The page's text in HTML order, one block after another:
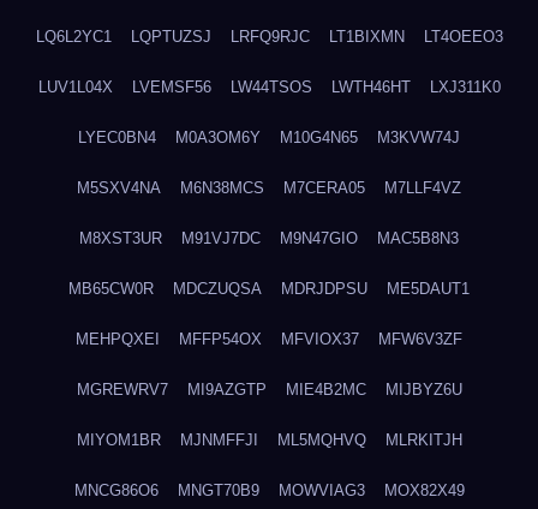
LQ6L2YC1 LQPTUZSJ LRFQ9RJC LT1BIXMN LT4OEEO3
LUV1L04X LVEMSF56 LW44TSOS LWTH46HT LXJ311K0
LYEC0BN4 M0A3OM6Y M10G4N65 M3KVW74J
M5SXV4NA M6N38MCS M7CERA05 M7LLF4VZ
M8XST3UR M91VJ7DC M9N47GIO MAC5B8N3
MB65CW0R MDCZUQSA MDRJDPSU ME5DAUT1
MEHPQXEI MFFP54OX MFVIOX37 MFW6V3ZF
MGREWRV7 MI9AZGTP MIE4B2MC MIJBYZ6U
MIYOM1BR MJNMFFJI ML5MQHVQ MLRKITJH
MNCG86O6 MNGT70B9 MOWVIAG3 MOX82X49